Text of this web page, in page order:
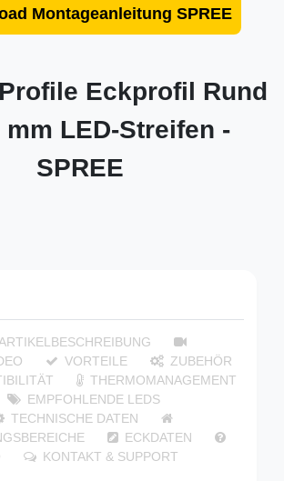
Montageanleitung SPREE
Eckprofil Rund
LED-Streifen -
SPREE
ARTIKELBESCHREIBUNG
VORTEILE
ZUBEHÖR
THERMOMANAGEMENT
EMPFOHLENDE LEDS
TECHNISCHE DATEN
ECKDATEN
KONTAKT & SUPPORT